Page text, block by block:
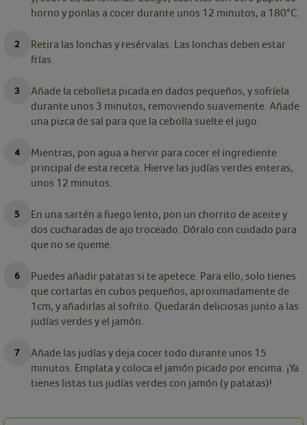
horno y ponlas a cocer durante unos 12 minutos, a 180°C.
Retira las lonchas y resérvalas. Las lonchas deben estar
frías.
Añade la cebolleta picada en dados pequeños, y sofríela
durante unos 3 minutos, removiendo suavemente. Añade
una pizca de sal para que la cebolla suelte el jugo.
Mientras, pon agua a hervir para cocer el ingrediente
principal de esta receta. Hierve las judías verdes enteras,
unos 12 minutos.
En una sartén a fuego lento, pon un chorrito de aceite y
dos cucharadas de ajo troceado. Dóralo con cuidado para
que no se queme.
Puedes añadir patatas si te apetece. Para ello, solo tienes
que cortarlas en cubos pequeños, aproximadamente de
1cm, y añadirlas al sofrito. Quedarán deliciosas junto a las
judías verdes y el jamón.
Añade las judías y deja cocer todo durante unos 15
minutos. Emplata y coloca el jamón picado por encima. ¡Ya
tienes listas tus judías verdes con jamón (y patatas)!